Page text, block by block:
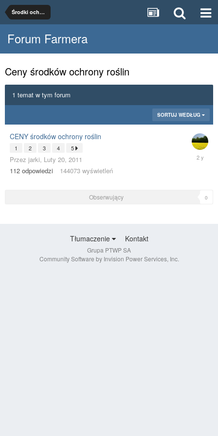
Środki ochrony roślin
Forum Farmera
Ceny środków ochrony roślin
1 temat w tym forum
SORTUJ WEDŁUG
CENY środków ochrony roślin
1 2 3 4 5
Przez jarki, Luty 20, 2011
112 odpowiedzi 144073 wyświetleń
Kwiecień
12,
Obserwujący 0
Tłumaczenie Kontakt
Grupa PTWP SA
Community Software by Invision Power Services, Inc.